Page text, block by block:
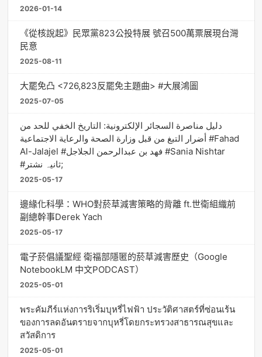
2026-01-14
《從核說起》民眾黨823公投特展 號召500萬票展現台灣
民意
2025-08-11
大罷免凸 <726,823反罷免主題曲> #大展鴻圖
2025-07-05
دليل مناصرة السجائر الإلكترونية: التاريخ الخفي للحد من
أضرار التبغ من قبل وزارة الصحة والرعاية الاجتماعية #Fahad
Al-Jalajel #فهد بن عبدالرحمن الجلاجل #Sania Nishtar
#ثانیہ نشتر;
2025-05-17
邊緣化科學：WHO對菸草減害策略的背離 ft.世衛組織前
副總幹事Derek Yach
2025-05-17
電子菸倡議聖經 衛福部隱匿的菸草減害歷史（Google
NotebookLM 中文PODCAST）
2025-05-01
พระคัมภีร์แห่งการริเริ่มบุหรี่ไฟฟ้า ประวัติศาสตร์ที่ซ่อนเร้น
ของการลดอันตรายจากบุหรี่โดยกระทรวงสาธารณสุขและ
สวัสดิการ
2025-05-01